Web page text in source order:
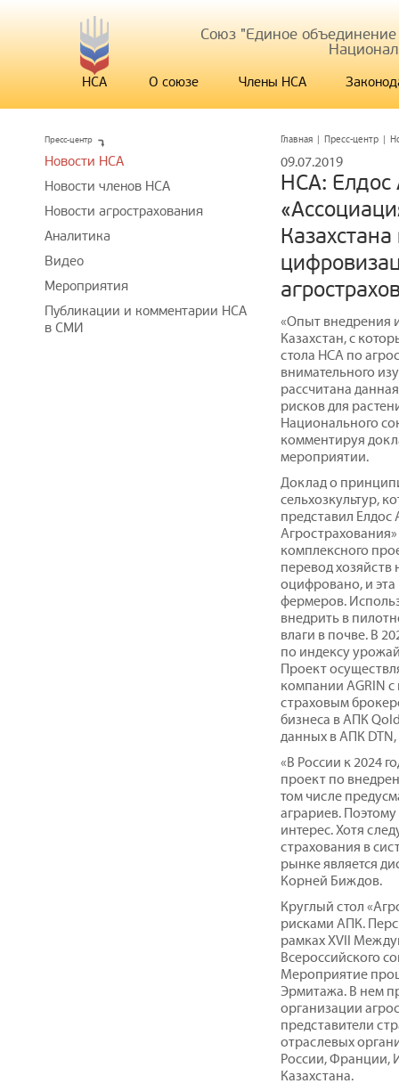
Союз "Единое
НСА О союзе Члены НСА
Главная | Пресс-центр |
09.07.2019
НСА: Елдос
«Опыт внедрения
Казахстан, с
стола НСА по
внимательного
рассчитана
рисков для
Национального
комментируя
мероприятии.
Доклад о
сельхозкультур,
представил
комплексного
перевод
оцифровано, и
фермеров.
внедрить в
влаги в почве. В
по индексу
Проект
компании AGRIN
страховым
бизнеса в АПК
данных в АПК
«В России к 2024
проект по
том числе
аграриев.
интерес. Хотя
страхования в
рынке является
Корней Биждов.
Круглый стол
рисками АПК.
рамках XVII
Всероссийского
Мероприятие
Эрмитажа. В нем
организации
представители
отраслевых
России, Франции,
Казахстана.
Пресс-центр
Новости НСА
Новости членов НСА
Новости агрострахования
Аналитика
Видео
Мероприятия
Публикации и комментарии НСА
в СМИ